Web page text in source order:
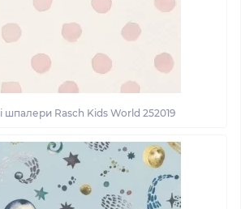
шпалери Rasch Kids World 252019